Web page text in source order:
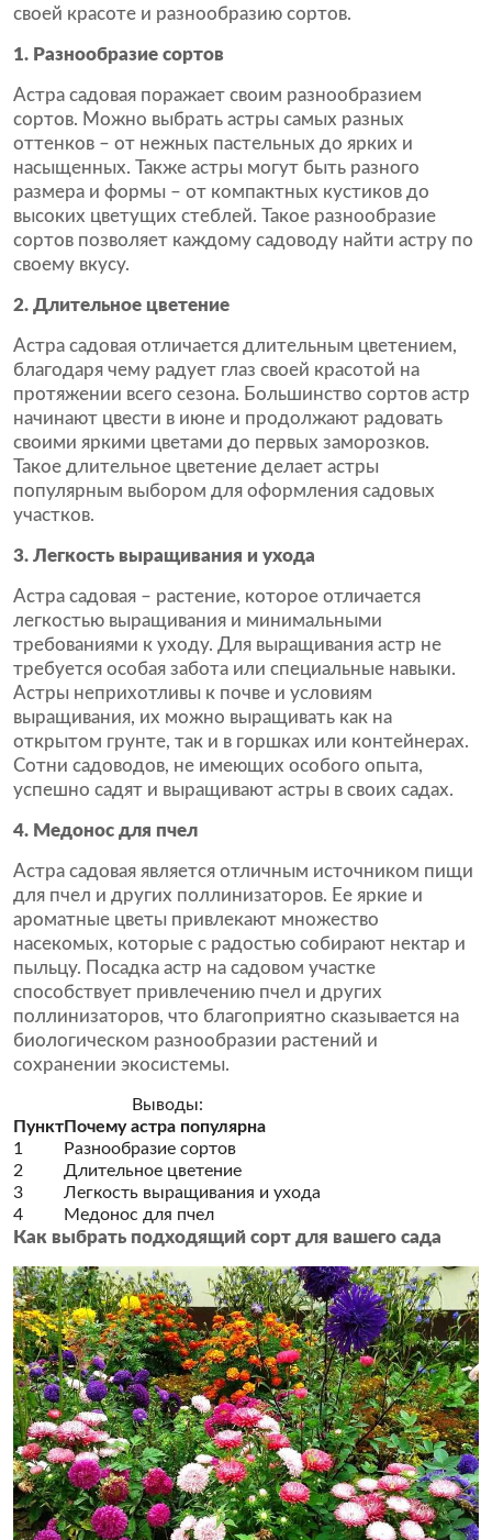
своей красоте и разнообразию сортов.
1. Разнообразие сортов
Астра садовая поражает своим разнообразием
сортов. Можно выбрать астры самых разных
оттенков – от нежных пастельных до ярких и
насыщенных. Также астры могут быть разного
размера и формы – от компактных кустиков до
высоких цветущих стеблей. Такое разнообразие
сортов позволяет каждому садоводу найти астру по
своему вкусу.
2. Длительное цветение
Астра садовая отличается длительным цветением,
благодаря чему радует глаз своей красотой на
протяжении всего сезона. Большинство сортов астр
начинают цвести в июне и продолжают радовать
своими яркими цветами до первых заморозков.
Такое длительное цветение делает астры
популярным выбором для оформления садовых
участков.
3. Легкость выращивания и ухода
Астра садовая – растение, которое отличается
легкостью выращивания и минимальными
требованиями к уходу. Для выращивания астр не
требуется особая забота или специальные навыки.
Астры неприхотливы к почве и условиям
выращивания, их можно выращивать как на
открытом грунте, так и в горшках или контейнерах.
Сотни садоводов, не имеющих особого опыта,
успешно садят и выращивают астры в своих садах.
4. Медонос для пчел
Астра садовая является отличным источником пищи
для пчел и других поллинизаторов. Ее яркие и
ароматные цветы привлекают множество
насекомых, которые с радостью собирают нектар и
пыльцу. Посадка астр на садовом участке
способствует привлечению пчел и других
поллинизаторов, что благоприятно сказывается на
биологическом разнообразии растений и
сохранении экосистемы.
Выводы:
ПунктПочему астра популярна
1
Разнообразие сортов
2
Длительное цветение
3
Легкость выращивания и ухода
4
Медонос для пчел
Как выбрать подходящий сорт для вашего сада